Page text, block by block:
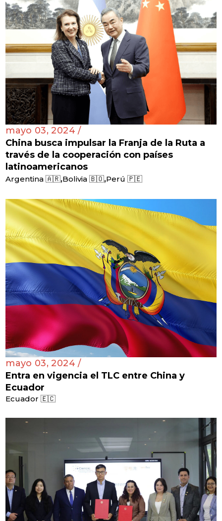
mayo 03, 2024 /
China busca impulsar la Franja de la Ruta a
través de la cooperación con países
latinoamericanos
Argentina 🇦🇷,Bolivia 🇧🇴,Perú 🇵🇪
mayo 03, 2024 /
Entra en vigencia el TLC entre China y
Ecuador
Ecuador 🇪🇨